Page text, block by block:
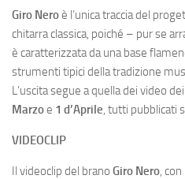
Giro Neroè l’unica traccia del
chitarra classica, poiché – pur se
è caratterizzata da una base
strumenti tipici della tradizione
L’uscita segue a quella dei video
Marzoe 1 d’Aprile, tutti pubblicati
VIDEOCLIP
Il videoclip del brano Giro Nero,